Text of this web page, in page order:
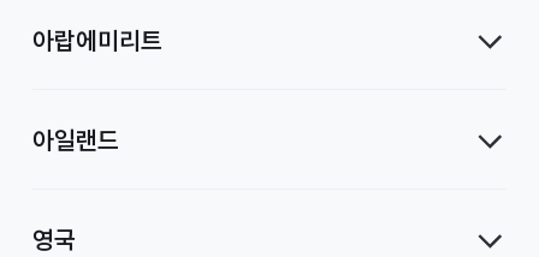
아랍에미리트
아일랜드
영국